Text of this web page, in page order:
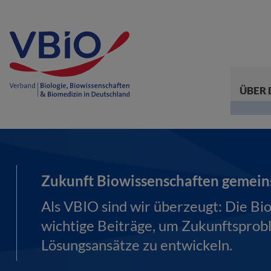
ÜBER
Zukunft Biowissenschaften
Als VBIO sind wir überzeugt: Die
wichtige Beiträge, um
Lösungsansätze zu entwickeln.